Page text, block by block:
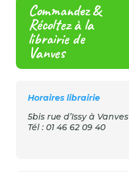
Commandez &
Récoltez à la
librairie de
Vanves
Horaires librairie
5bis rue d’Issy à Vanves
Tél : 01 46 62 09 40